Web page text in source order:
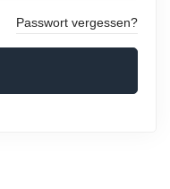
Passwort vergessen?